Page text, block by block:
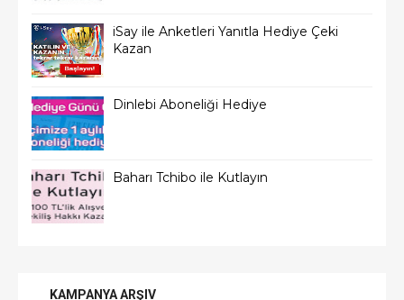
iSay ile Anketleri Yanıtla Hediye Çeki
Kazan
Dinlebi Aboneliği Hediye
Baharı Tchibo ile Kutlayın
KAMPANYA ARŞIV